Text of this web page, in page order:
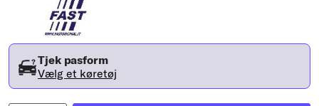
Tjek pasform
Vælg et køretøj